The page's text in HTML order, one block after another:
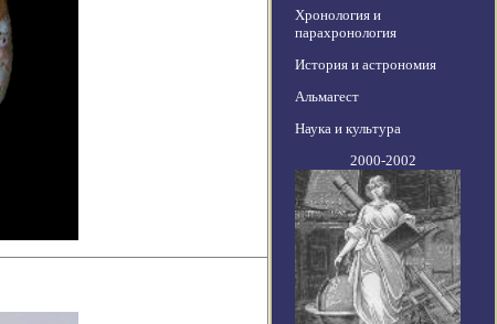
Хронология и
парахронология
История и астрономия
Альмагест
Наука и культура
2000-2002